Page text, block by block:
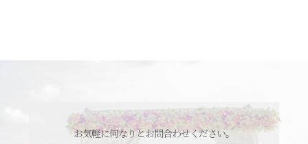
お気軽に何なりとお問合わせください。